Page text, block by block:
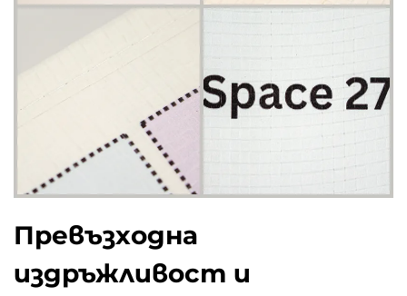
Превъзходна
издръжливост и